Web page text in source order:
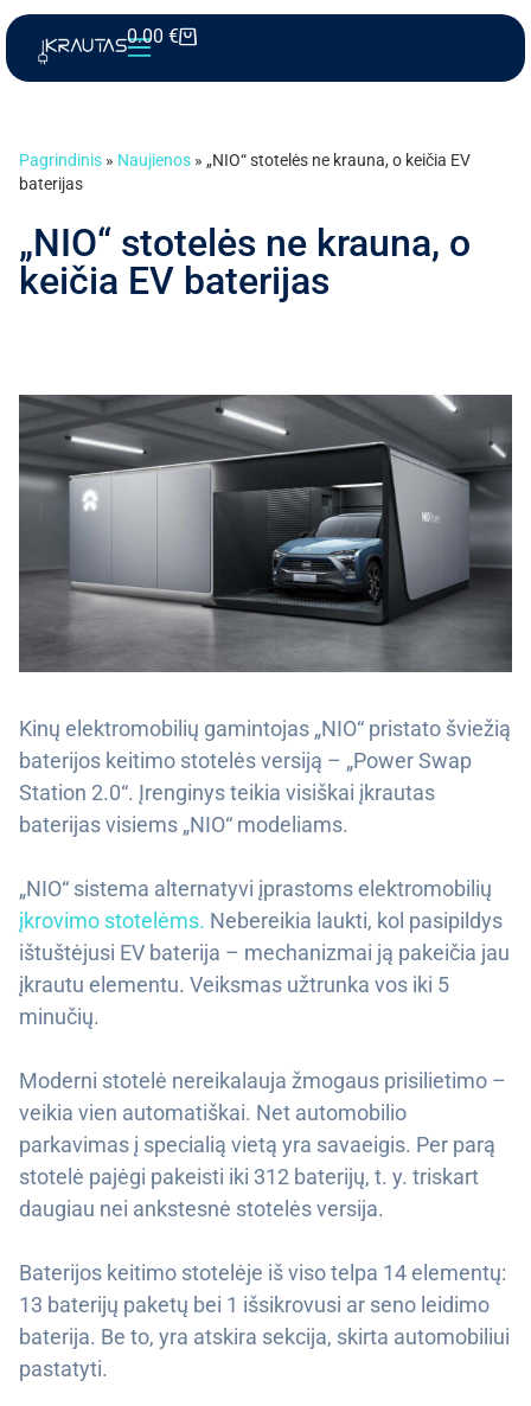
0.00 €
Pagrindinis » Naujienos » „NIO“ stotelės ne krauna, o keičia EV
baterijas
„NIO“ stotelės ne krauna, o
keičia EV baterijas
Kinų elektromobilių gamintojas „NIO“ pristato šviežią
baterijos keitimo stotelės versiją – „Power Swap
Station 2.0“. Įrenginys teikia visiškai įkrautas
baterijas visiems „NIO“ modeliams.
„NIO“ sistema alternatyvi įprastoms elektromobilių
įkrovimo stotelėms. Nebereikia laukti, kol pasipildys
ištuštėjusi EV baterija – mechanizmai ją pakeičia jau
įkrautu elementu. Veiksmas užtrunka vos iki 5
minučių.
Moderni stotelė nereikalauja žmogaus prisilietimo –
veikia vien automatiškai. Net automobilio
parkavimas į specialią vietą yra savaeigis. Per parą
stotelė pajėgi pakeisti iki 312 baterijų, t. y. triskart
daugiau nei ankstesnė stotelės versija.
Baterijos keitimo stotelėje iš viso telpa 14 elementų:
13 baterijų paketų bei 1 išsikrovusi ar seno leidimo
baterija. Be to, yra atskira sekcija, skirta automobiliui
pastatyti.